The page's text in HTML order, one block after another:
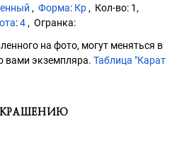
Форма: Кр
1
:4
на фото, могут меняться в
вами экземпляра. Таблица "Карат